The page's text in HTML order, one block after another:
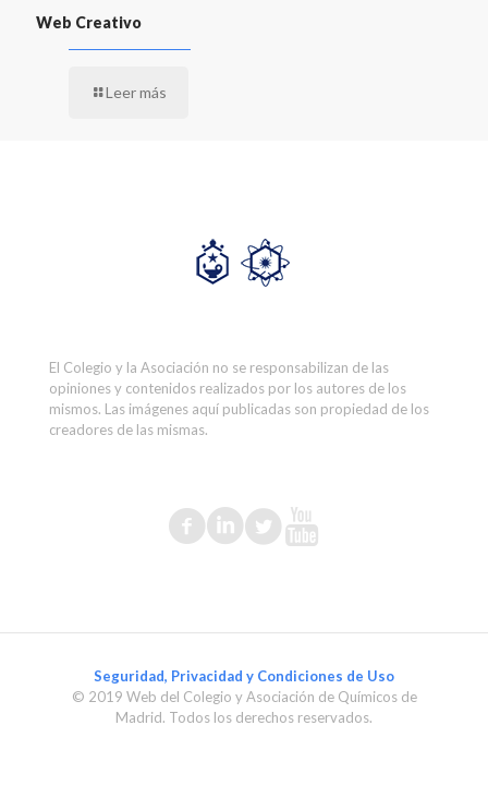
Web Creativo
Leer más
El Colegio y la Asociación no se responsabilizan de las
opiniones y contenidos realizados por los autores de los
mismos. Las imágenes aquí publicadas son propiedad de los
creadores de las mismas.
Seguridad, Privacidad y Condiciones de Uso
© 2019 Web del Colegio y Asociación de Químicos de
Madrid. Todos los derechos reservados.